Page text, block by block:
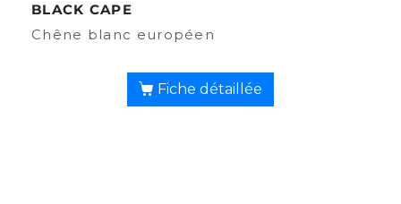
BLACK CAPE
Chêne blanc européen
Fiche détaillée